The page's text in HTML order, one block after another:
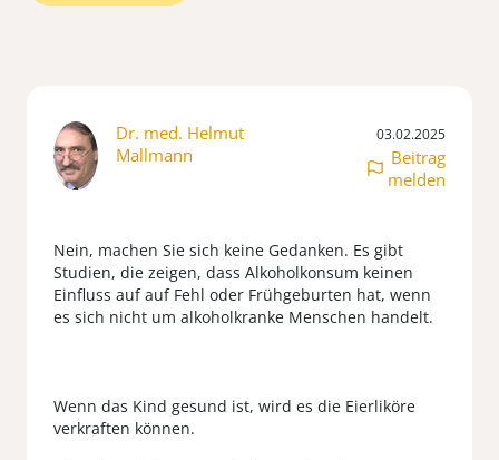
Dr. med. Helmut
Mallmann
03.02.2025
Beitrag
melden
Nein, machen Sie sich keine Gedanken. Es gibt
Studien, die zeigen, dass Alkoholkonsum keinen
Einfluss auf auf Fehl oder Frühgeburten hat, wenn
es sich nicht um alkoholkranke Menschen handelt.
Wenn das Kind gesund ist, wird es die Eierliköre
verkraften können.